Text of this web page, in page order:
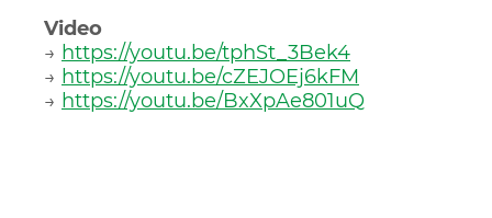
Video
→ https://youtu.be/tphSt_3Bek4
→ https://youtu.be/cZEJOEj6kFM
→ https://youtu.be/BxXpAe801uQ